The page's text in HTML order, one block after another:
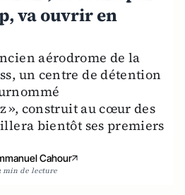
va ouvrir en
aérodrome de la
un centre de détention
», construit au cœur des
bientôt ses premiers
Cahour
min de lecture